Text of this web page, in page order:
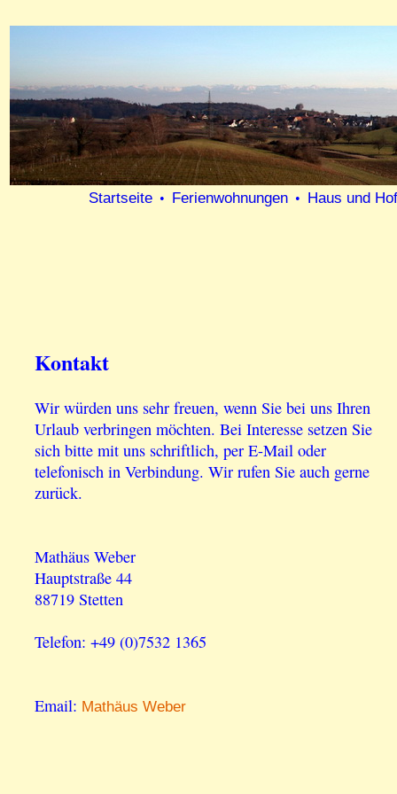
Startseite • Ferienwohnungen • Haus und Hof
Kontakt
Wir würden uns sehr freuen, wenn Sie bei uns Ihren
Urlaub verbringen möchten. Bei Interesse setzen Sie
sich bitte mit uns schriftlich, per E-Mail oder
telefonisch in Verbindung. Wir rufen Sie auch gerne
zurück.
Mathäus Weber
Hauptstraße 44
88719 Stetten
Telefon: +49 (0)7532 1365
Email: Mathäus Weber